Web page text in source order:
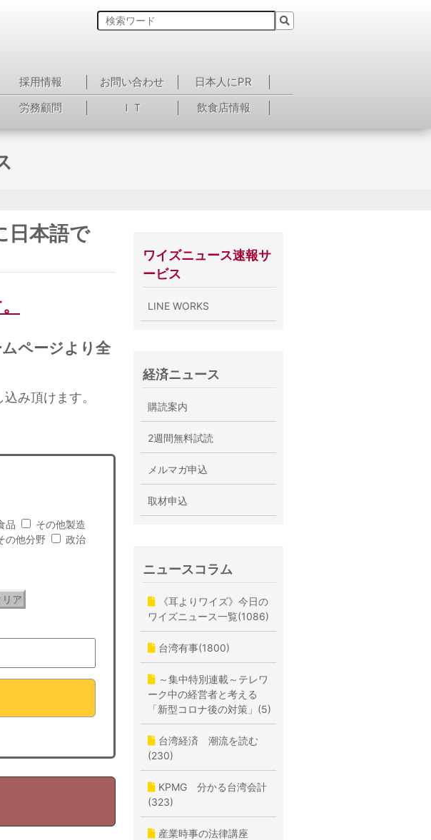
採用情報 お問い合わせ
日本人にPR
労務顧問 ＩＴ 飲食店情報
日本語で
ページより全
み頂けます。
品
その他製造
の他分野
政治
リア
ワイズニュース速報サ
ービス
LINE WORKS
経済ニュース
購読案内
2週間無料試読
メルマガ申込
取材申込
ニュースコラム
《耳よりワイズ》今日の
ワイズニュース一覧(1086)
台湾有事(1800)
～集中特別連載～テレワ
ーク中の経営者と考える
「新型コロナ後の対策」(5)
台湾経済 潮流を読む
(230)
KPMG 分かる台湾会計
(323)
産業時事の法律講座